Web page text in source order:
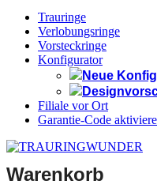
Trauringe
Verlobungsringe
Vorsteckringe
Konfigurator
Neue
Filiale vor Ort
Garantie-Code
Warenkorb